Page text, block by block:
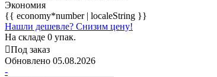
Экономия
{{ economy*number | localeString }}
Нашли дешевле? Снизим цену!
На складе 0 упак.
Под заказ
Обновлено 05.08.2026
-